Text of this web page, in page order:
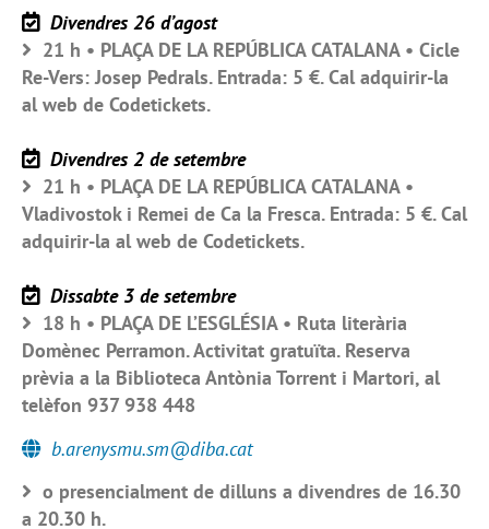
Divendres 26 d’agost
21 h • PLAÇA DE LA REPÚBLICA CATALANA • Cicle
Re-Vers: Josep Pedrals. Entrada: 5 €. Cal adquirir-la
al web de Codetickets.
Divendres 2 de setembre
21 h • PLAÇA DE LA REPÚBLICA CATALANA •
Vladivostok i Remei de Ca la Fresca. Entrada: 5 €. Cal
adquirir-la al web de Codetickets.
Dissabte 3 de setembre
18 h • PLAÇA DE L’ESGLÉSIA • Ruta literària
Domènec Perramon. Activitat gratuïta. Reserva
prèvia a la Biblioteca Antònia Torrent i Martori, al
telèfon 937 938 448
b.arenysmu.sm@diba.cat
o presencialment de dilluns a divendres de 16.30
a 20.30 h.